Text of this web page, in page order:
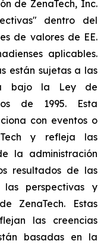
de ZenaTech, Inc.
dentro del
de valores de EE.
aplicables.
están sujetas a las
bajo la Ley de
de 1995. Esta
con eventos o
y refleja las
la administración
resultados de las
las perspectivas y
ZenaTech. Estas
las creencias
basadas en la